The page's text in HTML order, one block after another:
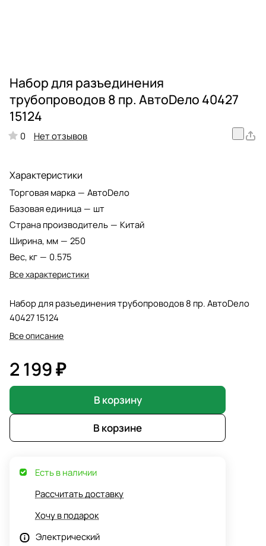
Набор для разъединения
трубопроводов 8 пр. АвтоDело 40427
15124
0 Нет отзывов
Характеристики
Торговая марка — АвтоDело
Базовая единица — шт
Страна производитель — Китай
Ширина, мм — 250
Вес, кг — 0.575
Все характеристики
Набор для разъединения трубопроводов 8 пр. АвтоDело
40427 15124
Все описание
2 199 ₽
В корзину
В корзине
Есть в наличии
Рассчитать доставку
Хочу в подарок
Электрический